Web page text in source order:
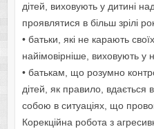
дітей, виховують у дитині
проявлятися в більш зрілі
• батьки, які не карають
найімовірніше, виховують у
• батькам, що розумно
дітей, як правило, вдається
собою в ситуаціях, що
Корекційна робота з